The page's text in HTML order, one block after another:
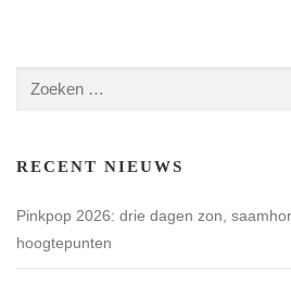
Zoeken
RECENT NIEUWS
Pinkpop 2026: drie dagen zon,
hoogtepunten